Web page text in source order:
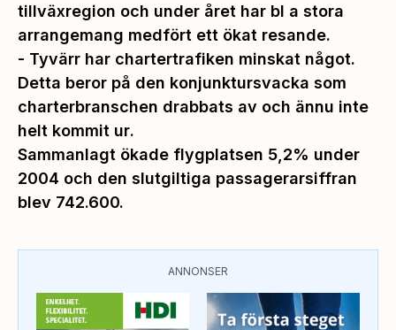
tillväxregion och under året har bl a stora
arrangemang medfört ett ökat resande.
- Tyvärr har chartertrafiken minskat något.
Detta beror på den konjunktursvacka som
charterbranschen drabbats av och ännu inte
helt kommit ur.
Sammanlagt ökade flygplatsen 5,2% under
2004 och den slutgiltiga passagerarsiffran
blev 742.600.
ANNONSER